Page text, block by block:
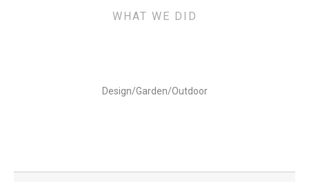
WHAT WE DID
Design/Garden/Outdoor